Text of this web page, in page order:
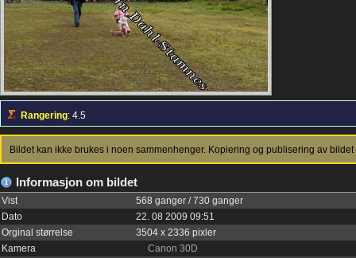
Rangering: 4.5
Bildet kan ikke brukes i noen sammenhenger. Kopiering og publisering av bildet
Informasjon om bildet
Vist
568 ganger / 730 ganger
Dato
22. 08 2009 09:51
Orginal størrelse
3504 x 2336 pixler
Kamera
Canon 30D